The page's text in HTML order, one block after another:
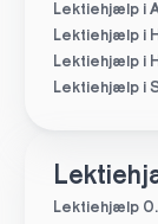
Lektiehjælp i
Lektiehjælp i
Lektiehjælp i
Lektiehjælp i
Lektiehjælp